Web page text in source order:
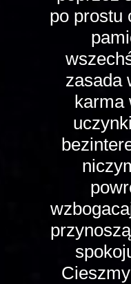
po prostu
zasada
karma